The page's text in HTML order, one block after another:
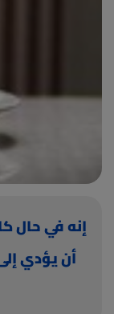
إنه في حال
أن يؤدي